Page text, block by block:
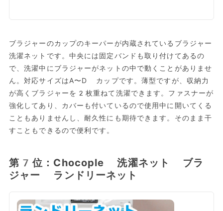
ブラジャーのカップのキーパーが内蔵されているブラジャー
洗濯ネットです。中央には固定バンドも取り付けてあるの
で、洗濯中にブラジャーがネットの中で動くことがありませ
ん。対応サイズはA〜D カップです。薄型ですが、収納力
が高くブラジャーを2枚重ねて洗濯できます。ファスナーが
強化してあり、カバーも付いているので使用中に開いてくる
こともありませんし、耐久性にも期待できます。そのまま干
すこともできるので便利です。
第7位：Chocople 洗濯ネット ブラ
ジャー ランドリーネット